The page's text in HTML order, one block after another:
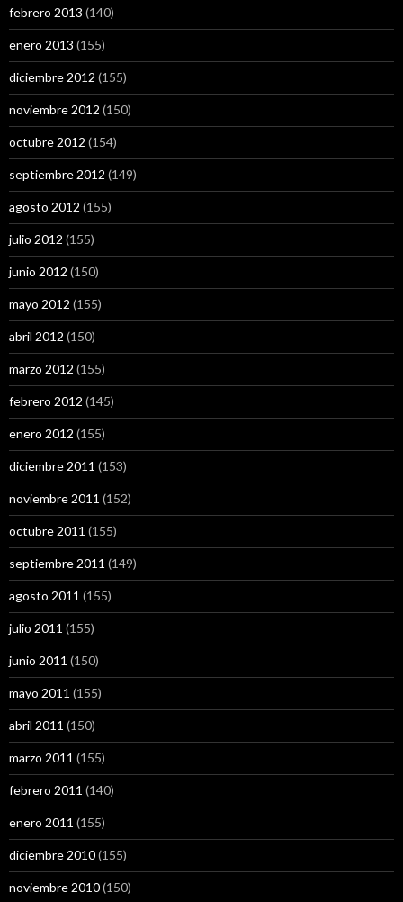
febrero 2013 (140)
enero 2013 (155)
diciembre 2012 (155)
noviembre 2012 (150)
octubre 2012 (154)
septiembre 2012 (149)
agosto 2012 (155)
julio 2012 (155)
junio 2012 (150)
mayo 2012 (155)
abril 2012 (150)
marzo 2012 (155)
febrero 2012 (145)
enero 2012 (155)
diciembre 2011 (153)
noviembre 2011 (152)
octubre 2011 (155)
septiembre 2011 (149)
agosto 2011 (155)
julio 2011 (155)
junio 2011 (150)
mayo 2011 (155)
abril 2011 (150)
marzo 2011 (155)
febrero 2011 (140)
enero 2011 (155)
diciembre 2010(155)
noviembre 2010(150)